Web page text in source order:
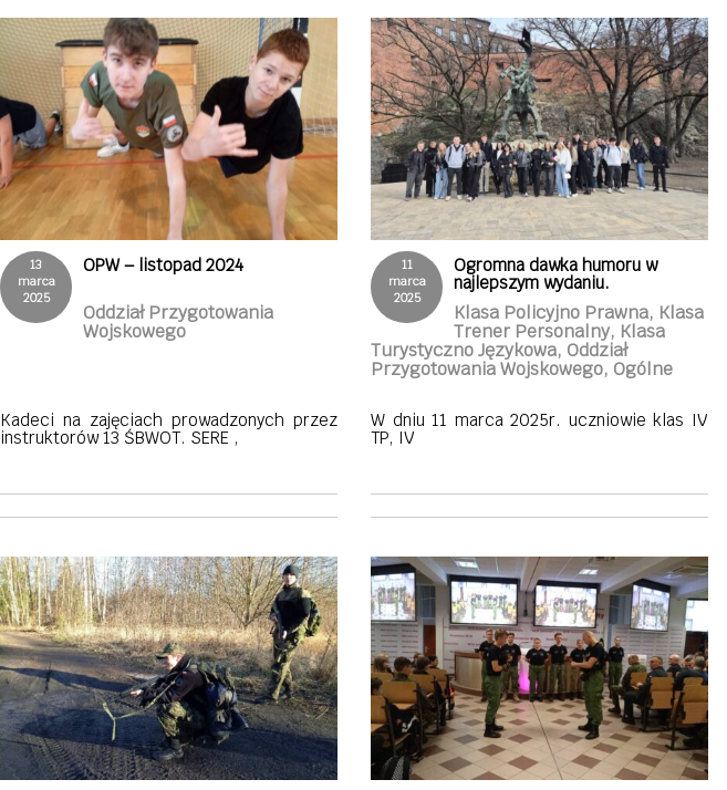
13
marca
2025
OPW – listopad 2024
Oddział Przygotowania
Wojskowego
Kadeci na zajęciach prowadzonych przez
instruktorów 13 ŚBWOT. SERE ,
11
marca
2025
Ogromna dawka humoru w
najlepszym wydaniu.
Klasa Policyjno Prawna, Klasa
Trener Personalny, Klasa
Turystyczno Językowa, Oddział
Przygotowania Wojskowego, Ogólne
W dniu 11 marca 2025r. uczniowie klas IV
TP, IV